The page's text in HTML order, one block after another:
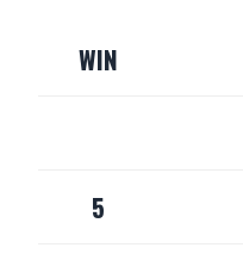
WIN
5